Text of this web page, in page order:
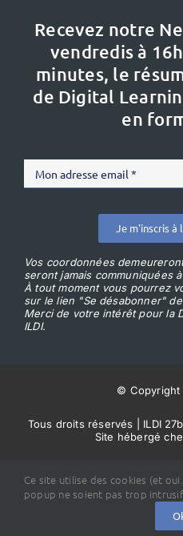
Recevez notre
vendredis à
minutes, le
de Digital
en
Je m'inscris à
Vos coordonnées
seront jamais communiquées
À tout moment vous pourrez
sur le lien "Se désabonner"
Merci de votre intérêt pour la
ILDI.
© Copyright
Tous droits réservés | ILDI
Site hébergé
Ce site utilise des cookies (et
popup ne soient pas trop